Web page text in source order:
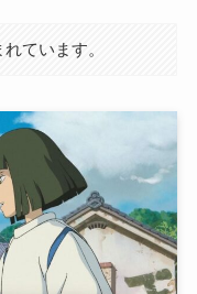
ています。